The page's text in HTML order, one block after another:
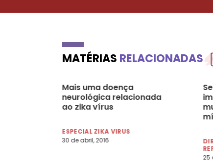
MATÉRIAS RELACIONADAS
Mais uma doença
neurológica relacionada
ao zika vírus
ESPECIAL ZIKA VIRUS
30 de abril, 2016
25